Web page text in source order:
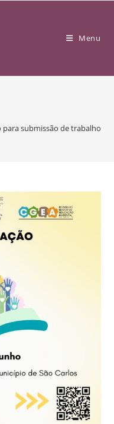
Menu
para submissão de